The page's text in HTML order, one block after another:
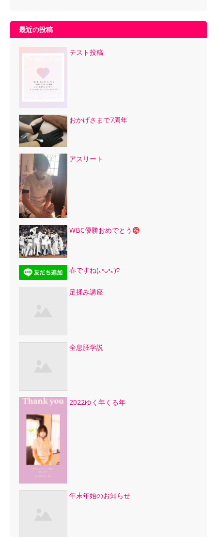
最近の投稿
テスト投稿
おかげさまで7周年
アスリート
WBC優勝おめでとう
春ですね(｡•ᴗ•｡)♡
足揉み講座
全息胚学説
2022ゆく年くる年
年末年始のお知らせ